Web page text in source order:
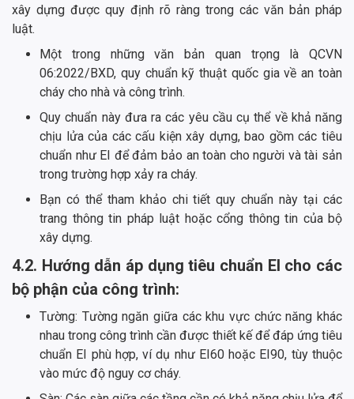
xây dựng được quy định rõ ràng trong các văn bản pháp
luật.
Một trong những văn bản quan trọng là QCVN
06:2022/BXD, quy chuẩn kỹ thuật quốc gia về an toàn
cháy cho nhà và công trình.
Quy chuẩn này đưa ra các yêu cầu cụ thể về khả năng
chịu lửa của các cấu kiện xây dựng, bao gồm các tiêu
chuẩn như EI để đảm bảo an toàn cho người và tài sản
trong trường hợp xảy ra cháy.
Bạn có thể tham khảo chi tiết quy chuẩn này tại các
trang thông tin pháp luật hoặc cổng thông tin của bộ
xây dựng.
4.2. Hướng dẫn áp dụng tiêu chuẩn EI cho các
bộ phận của công trình:
Tường: Tường ngăn giữa các khu vực chức năng khác
nhau trong công trình cần được thiết kế để đáp ứng tiêu
chuẩn EI phù hợp, ví dụ như EI60 hoặc EI90, tùy thuộc
vào mức độ nguy cơ cháy.